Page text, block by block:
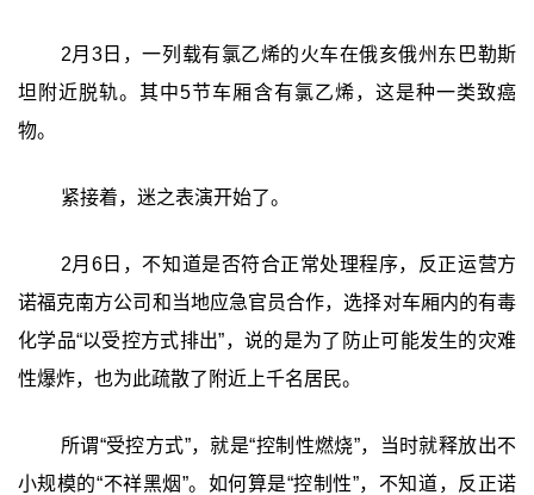
2月3日，一列载有氯乙烯的火车在俄亥俄州东巴勒斯
坦附近脱轨。其中5节车厢含有氯乙烯，这是种一类致癌
物。
紧接着，迷之表演开始了。
2月6日，不知道是否符合正常处理程序，反正运营方
诺福克南方公司和当地应急官员合作，选择对车厢内的有毒
化学品“以受控方式排出”，说的是为了防止可能发生的灾难
性爆炸，也为此疏散了附近上千名居民。
所谓“受控方式”，就是“控制性燃烧”，当时就释放出不
小规模的“不祥黑烟”。如何算是“控制性”，不知道，反正诺